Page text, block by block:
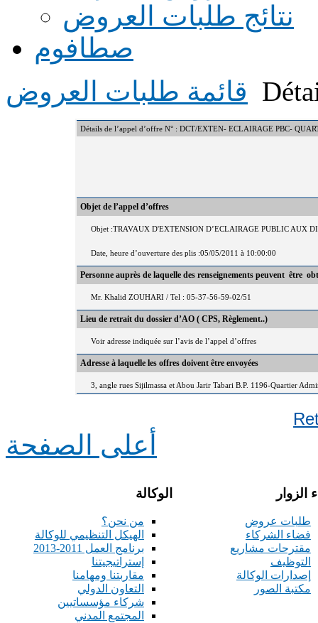
نتائج طلبات العروض
صطافوم
قائمة طلبات العروض
Détails de l’appel d’offre N° : DCT/EXTEN- ECLAIRAGE PBC-
Objet de l’appel d’offres
Objet :TRAVAUX D'EXTENSION D’ECLAIRAGE PUBLIC AUX
Date, heure d’ouverture des plis :05/05/2011 à 10:00:00
Personne auprès de laquelle des renseignements peuvent être
Mr. Khalid ZOUHARI / Tel : 05-37-56-59-02/51
Lieu de retrait du dossier d’AO ( CPS, Règlement..)
Voir adresse indiquée sur l’avis de l’appel d’offres
Adresse à laquelle les offres doivent être envoyées
3, angle rues Sijilmassa et Abou Jarir Tabari B.P. 1196-Quartier
أعلى الصفحة
الوكالة
من نحن؟
الهيكل التنظيمي للوكالة
برنامج العمل 2011-2013
إستراتيجيتنا
مقاربتنا ومهامنا
التعاون الدولي
شركاء مؤسساتيين
المجتمع المدني
الزوار
طلبات عروض
فضاء الشركاء
مقترحات مشاريع
التوظيف
إصدارات الوكالة
مكتبة الصور